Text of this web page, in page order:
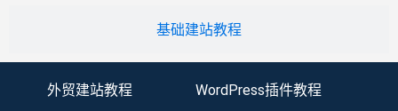
基础建站教程
外贸建站教程
WordPress插件教程